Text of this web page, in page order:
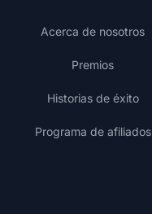
Acerca de nosotros
Premios
Historias de éxito
Programa de afiliados